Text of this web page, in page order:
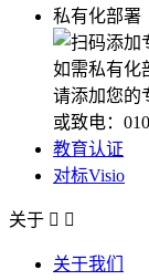
私有化部署
如需私有化
请添加您的
或致电：
教育认证
对标Visio
关于  
关于我们